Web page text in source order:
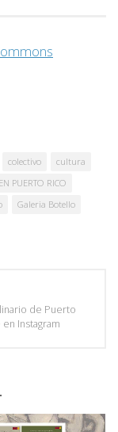
colectivo
cultura
PUERTO RICO
Galeria Botello
de Puerto
Instagram